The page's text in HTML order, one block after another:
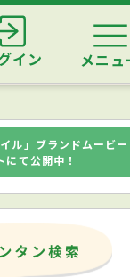
イン メニュ
ル」ブランドムービー
にて公開中！